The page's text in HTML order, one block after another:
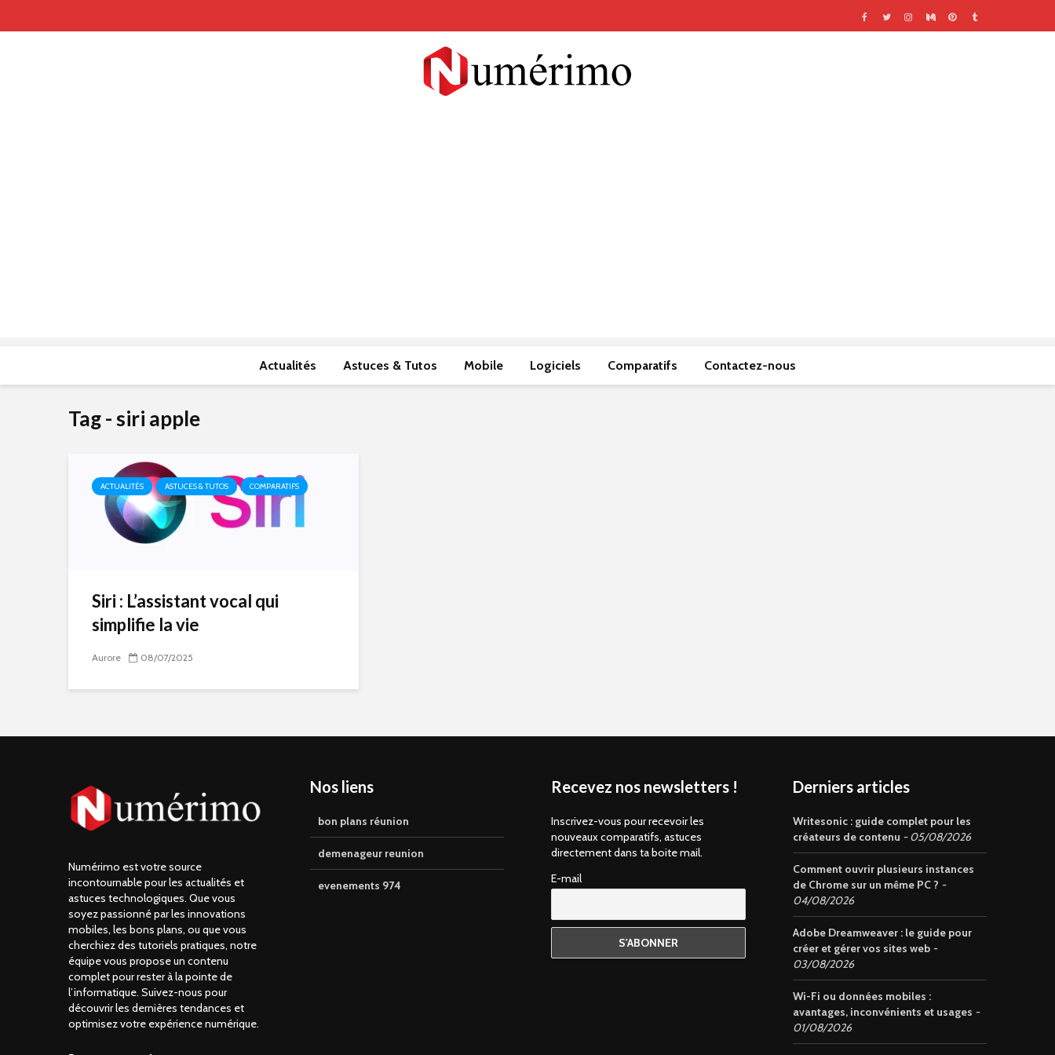
Actualités Astuces & Tutos Mobile Logiciels Comparatifs Contactez-nous
Tag - siri apple
ACTUALITÉS ASTUCES & TUTOS COMPARATIFS
Siri : L’assistant vocal qui
simplifie la vie
Aurore 08/07/2025
Numérimo est votre source
incontournable pour les actualités et
astuces technologiques. Que vous
soyez passionné par les innovations
mobiles, les bons plans, ou que vous
cherchiez des tutoriels pratiques, notre
équipe vous propose un contenu
complet pour rester à la pointe de
l’informatique. Suivez-nous pour
découvrir les dernières tendances et
optimisez votre expérience numérique.
Nos liens
bon plans réunion
demenageur reunion
evenements 974
Recevez nos newsletters !
Inscrivez-vous pour recevoir les
nouveaux comparatifs, astuces
directement dans ta boite mail.
E-mail
Derniers articles
Writesonic : guide complet pour les
créateurs de contenu
05/08/2026
Comment ouvrir plusieurs instances
de Chrome sur un même PC ?
04/08/2026
Adobe Dreamweaver : le guide pour
créer et gérer vos sites web
03/08/2026
Wi-Fi ou données mobiles :
avantages, inconvénients et usages
01/08/2026